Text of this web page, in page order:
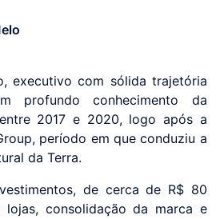
executivo com sólida trajetória
profundo conhecimento da
2017 e 2020, logo após a
período em que conduziu a
da Terra.
de cerca de R$ 80
consolidação da marca e